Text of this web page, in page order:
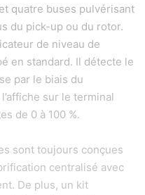
quatre buses pulvérisant
du pick-up ou du rotor.
de niveau de
en standard. Il détecte le
par le biais du
sur le terminal
de 0 à 100 %.
sont toujours conçues
centralisé avec
De plus, un kit